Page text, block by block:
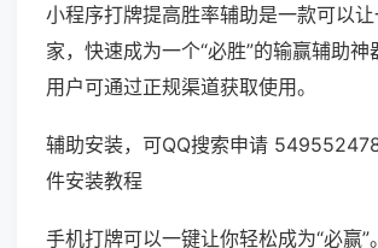
小程序打牌提高胜率辅助是一款可以
家，快速成为一个“必胜”的输赢辅助神
用户可通过正规渠道获取使用。
辅助安装，可QQ搜索申请
件安装教程
手机打牌可以一键让你轻松成为“必赢”